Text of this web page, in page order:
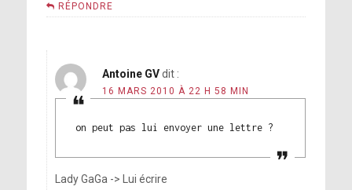
RÉPONDRE
Antoine GV dit :
16 MARS 2010 À 22 H 58 MIN
on peut pas lui envoyer une lettre ?
Lady GaGa -> Lui écrire